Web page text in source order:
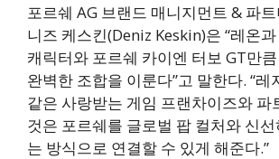
포르쉐 AG 브랜드 매니지먼트 & 파
니즈 케스킨(Deniz Keskin)은 “레온
캐릭터와 포르쉐 카이엔 터보 GT만
완벽한 조합을 이룬다”고 말한다. “레
같은 사랑받는 게임 프랜차이즈와 파
것은 포르쉐를 글로벌 팝 컬처와 신
는 방식으로 연결할 수 있게 해준다.”